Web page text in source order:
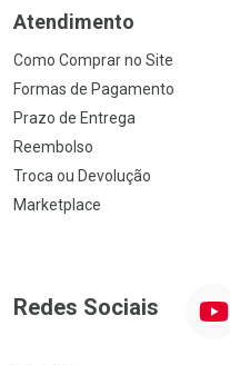
Atendimento
Como Comprar no Site
Formas de Pagamento
Prazo de Entrega
Reembolso
Troca ou Devolução
Marketplace
Redes Sociais